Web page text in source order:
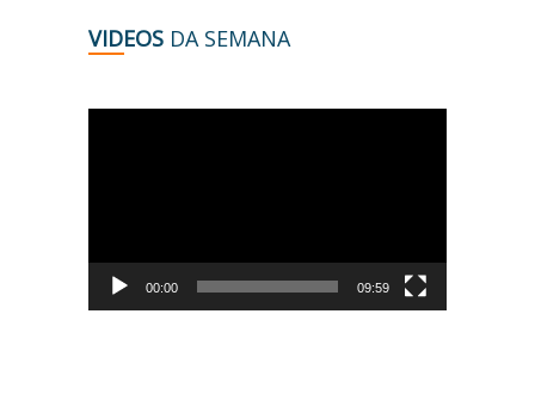
VIDEOS DA SEMANA
00:00 09:59